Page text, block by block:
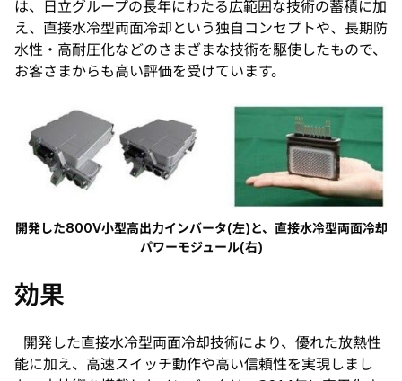
は、日立グループの長年にわたる広範囲な技術の蓄積に加
え、直接水冷型両面冷却という独自コンセプトや、長期防
水性・高耐圧化などのさまざまな技術を駆使したもので、
お客さまからも高い評価を受けています。
開発した800V小型高出力インバータ(左)と、直接水冷型両面冷却
パワーモジュール(右)
効果
開発した直接水冷型両面冷却技術により、優れた放熱性
能に加え、高速スイッチ動作や高い信頼性を実現しまし